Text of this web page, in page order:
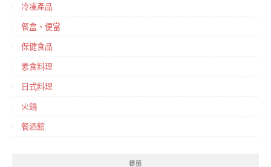
冷凍產品
餐盒、便當
保健食品
素食料理
日式料理
火鍋
餐酒館
標籤